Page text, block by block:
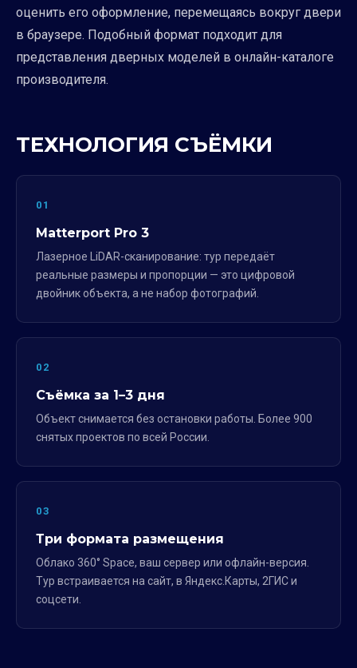
оценить его оформление, перемещаясь вокруг двери
в браузере. Подобный формат подходит для
представления дверных моделей в онлайн-каталоге
производителя.
ТЕХНОЛОГИЯ СЪЁМКИ
01
Matterport Pro 3
Лазерное LiDAR-сканирование: тур передаёт
реальные размеры и пропорции — это цифровой
двойник объекта, а не набор фотографий.
02
Съёмка за 1–3 дня
Объект снимается без остановки работы. Более 900
снятых проектов по всей России.
03
Три формата размещения
Облако 360° Space, ваш сервер или офлайн-версия.
Тур встраивается на сайт, в Яндекс.Карты, 2ГИС и
соцсети.